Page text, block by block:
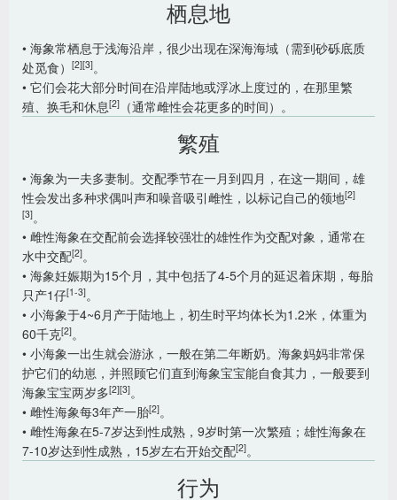
栖息地
• 海象常栖息于浅海沿岸，很少出现在深海海域（需到砂砾底质
处觅食） [2][3]。
• 它们会花大部分时间在沿岸陆地或浮冰上度过的，在那里繁
殖、换毛和休息[2] （通常雌性会花更多的时间）。
繁殖
• 海象为一夫多妻制。交配季节在一月到四月，在这一期间，雄
性会发出多种求偶叫声和噪音吸引雌性，以标记自己的领地[2]
[3]。
• 雌性海象在交配前会选择较强壮的雄性作为交配对象，通常在
水中交配[2]。
• 海象妊娠期为15个月，其中包括了4-5个月的延迟着床期，每胎
只产1仔[1-3]。
• 小海象于4~6月产于陆地上，初生时平均体长为1.2米，体重为
60千克[2]。
• 小海象一出生就会游泳，一般在第二年断奶。海象妈妈非常保
护它们的幼崽，并照顾它们直到海象宝宝能自食其力，一般要到
海象宝宝两岁多[2][3]。
• 雌性海象每3年产一胎[2]。
• 雌性海象在5-7岁达到性成熟，9岁时第一次繁殖；雄性海象在
7-10岁达到性成熟，15岁左右开始交配[2]。
行为